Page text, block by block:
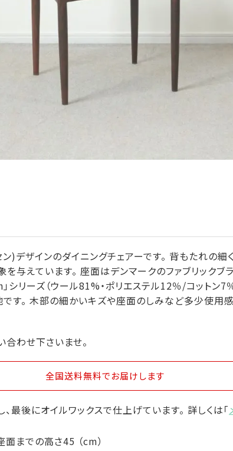
デザインのダイニングチェアーです。 背もたれの細
与えています。 座面はデンマークのファブリックブ
シリーズ（ウール81%・ポリエステル12％/コットン
す。 木部の細かいキズや座面のしみなど多少使用感
合わせ下さいませ。
全国送料無料でお届けします
後にオイルワックスで仕上げています。 詳しくは「
での高さ45 （cm）